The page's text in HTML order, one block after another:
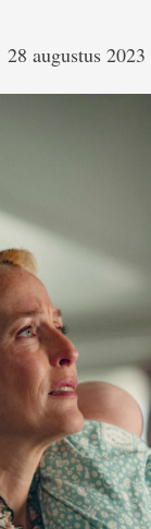
28 augustus 2023